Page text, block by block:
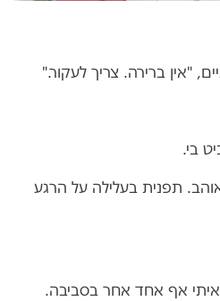
"אין ברירה. צריך לעקור."
בי.
תפנית בעלילה על הרגע
אף אחד אחר בסביבה.